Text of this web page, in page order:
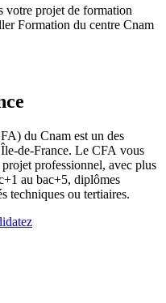
votre projet de formation
Formation du centre Cnam
du Cnam est un des
de-France. Le CFA vous
professionnel, avec plus
au bac+5, diplômes
techniques ou tertiaires.